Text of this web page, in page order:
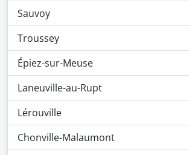
Sauvoy
Troussey
Épiez-sur-Meuse
Laneuville-au-Rupt
Lérouville
Chonville-Malaumont